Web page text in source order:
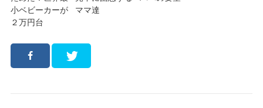
小ベビーカーが
２万円台
ママ達